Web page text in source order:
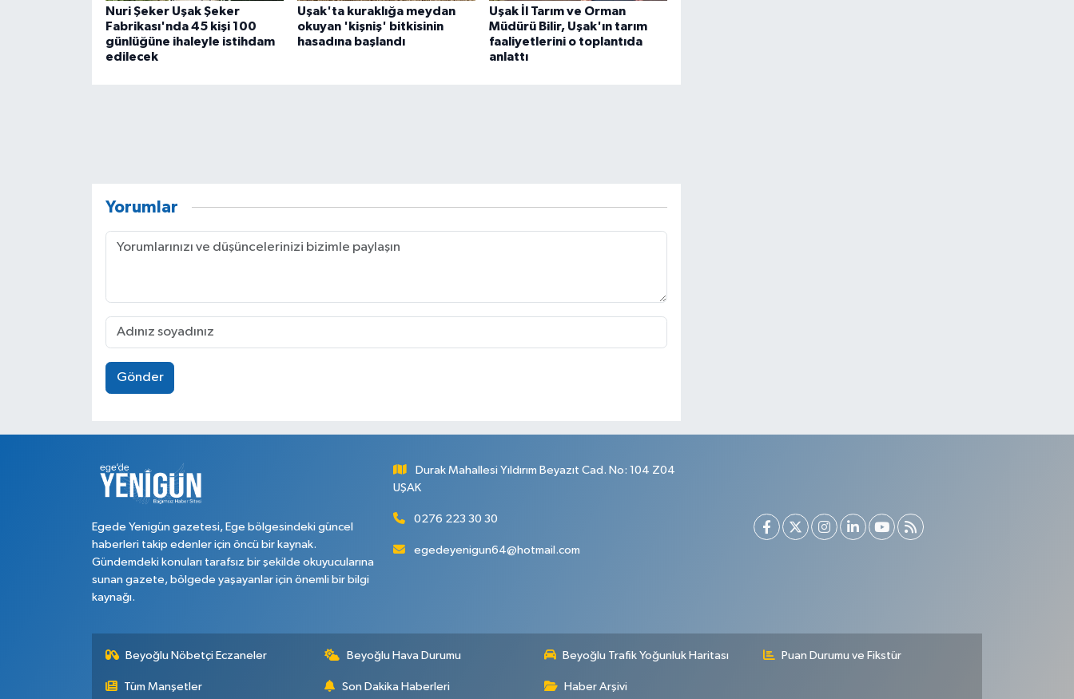
Nuri Şeker Uşak Şeker
Fabrikası'nda 45 kişi 100
günlüğüne ihaleyle istihdam
edilecek
Uşak'ta kuraklığa meydan
okuyan 'kişniş' bitkisinin
hasadına başlandı
Uşak İl Tarım ve Orman
Müdürü Bilir, Uşak'ın tarım
faaliyetlerini o toplantıda
anlattı
Yorumlar
Gönder
Egede Yenigün gazetesi, Ege bölgesindeki güncel
haberleri takip edenler için öncü bir kaynak.
Gündemdeki konuları tarafsız bir şekilde okuyucularına
sunan gazete, bölgede yaşayanlar için önemli bir bilgi
kaynağı.
Durak Mahallesi Yıldırım Beyazıt Cad. No: 104 Z04
UŞAK
0276 223 30 30
egedeyenigun64@hotmail.com
Beyoğlu Nöbetçi Eczaneler Beyoğlu Hava Durumu Beyoğlu Trafik Yoğunluk Haritası Puan Durumu ve Fikstür
Tüm Manşetler Son Dakika Haberleri Haber Arşivi